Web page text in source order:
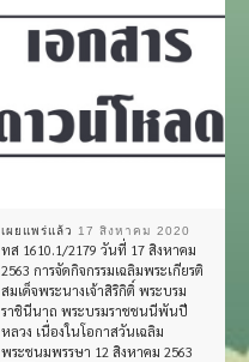
เผยแพร่แล้ว 17 สิงหาคม 2020
ทส 1610.1/2179 วันที่ 17 สิงหาคม
2563 การจัดกิจกรรมเฉลิมพระเกียรติ
สมเด็จพระนางเจ้าสิริกิติ์ พระบรม
ราชินีนาถ พระบรมราชชนนีพันปี
หลวง เนื่องในโอกาสวันเฉลิม
พระชนมพรรษา 12 สิงหาคม 2563